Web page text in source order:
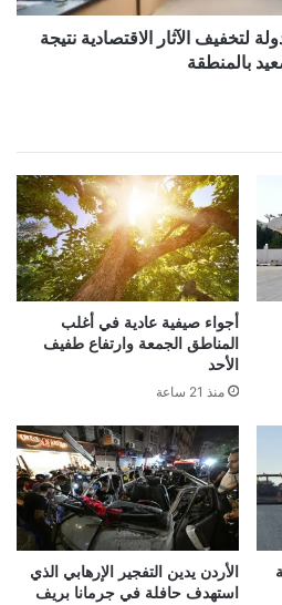
لتخفيف الآثار الاقتصادية نتيجة
بالمنطقة
أجواء صيفية عادية في أغلب
المناطق الجمعة وارتفاع طفيف
الأحد
منذ 21 ساعة
الأردن يدين التفجير الإرهابي الذي
استهدف حافلة في جرمانا بريف